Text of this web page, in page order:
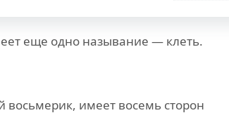
еще одно называние — клеть.
имеет восемь сторон